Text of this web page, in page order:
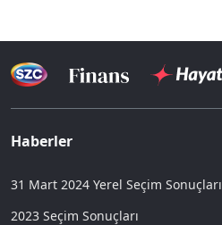
Haberler
31 Mart 2024 Yerel Seçim Sonuçları
2023 Seçim Sonuçları